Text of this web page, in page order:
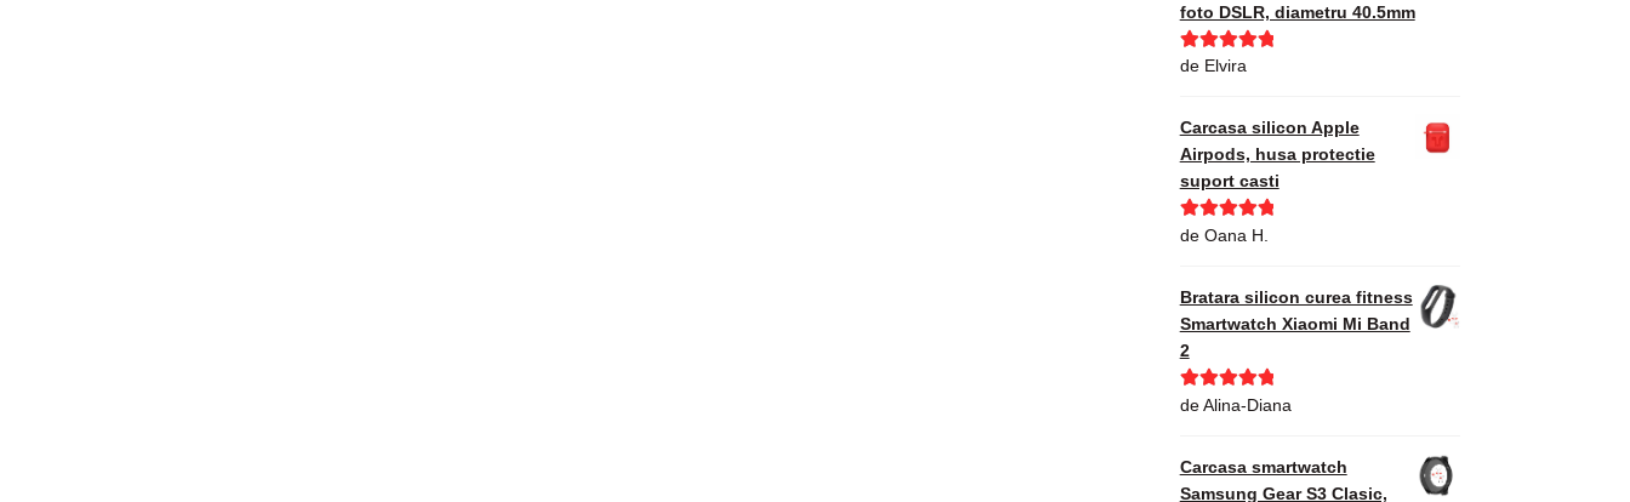
foto DSLR, diametru 40.5mm
Evaluat la
de Elvira
Carcasa silicon Apple
Airpods, husa protectie
suport casti
Evaluat la5
de Oana H.
Bratara silicon curea fitness
Smartwatch Xiaomi Mi Band
2
Evaluat la5
de Alina-Diana
Carcasa smartwatch
Samsung Gear S3 Clasic,